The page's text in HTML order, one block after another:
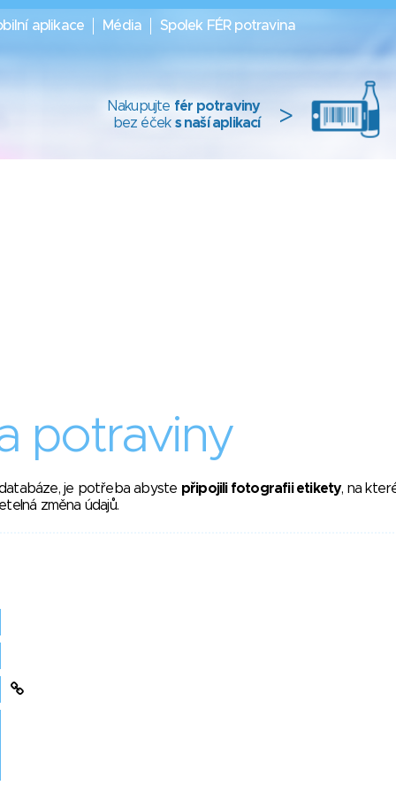
aplikace Média Spolek FÉR potravina
Nakupujte fér potraviny
bez éček s naší aplikací >
potraviny
je potřeba abyste připojili fotografii etikety, na
změna údajů.